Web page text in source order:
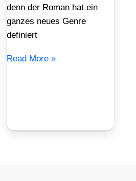
denn der Roman hat ein
ganzes neues Genre
definiert
Read More »